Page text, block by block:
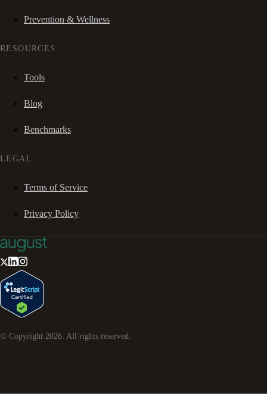
Prevention & Wellness
RESOURCES
Tools
Blog
Benchmarks
LEGAL
Terms of Service
Privacy Policy
© Copyright 2026 . All rights reserved.